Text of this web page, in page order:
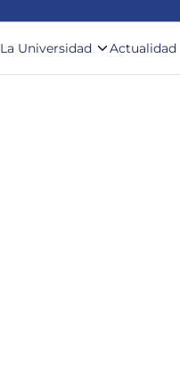
La Universidad Actualidad